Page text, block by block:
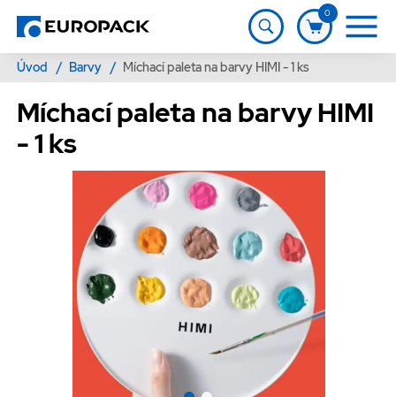
0
Úvod / Barvy / Míchací paleta na barvy HIMI - 1 ks
Míchací paleta na barvy HIMI
- 1 ks